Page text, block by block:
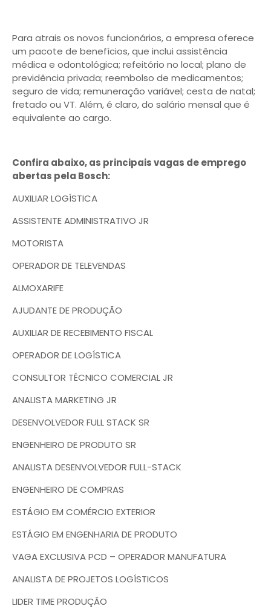
Para atrais os novos funcionários, a empresa oferece
um pacote de benefícios, que inclui assistência
médica e odontológica; refeitório no local; plano de
previdência privada; reembolso de medicamentos;
seguro de vida; remuneração variável; cesta de natal;
fretado ou VT. Além, é claro, do salário mensal que é
equivalente ao cargo.
Confira abaixo, as principais vagas de emprego
abertas pela Bosch:
AUXILIAR LOGÍSTICA
ASSISTENTE ADMINISTRATIVO JR
MOTORISTA
OPERADOR DE TELEVENDAS
ALMOXARIFE
AJUDANTE DE PRODUÇÃO
AUXILIAR DE RECEBIMENTO FISCAL
OPERADOR DE LOGÍSTICA
CONSULTOR TÉCNICO COMERCIAL JR
ANALISTA MARKETING JR
DESENVOLVEDOR FULL STACK SR
ENGENHEIRO DE PRODUTO SR
ANALISTA DESENVOLVEDOR FULL-STACK
ENGENHEIRO DE COMPRAS
ESTÁGIO EM COMÉRCIO EXTERIOR
ESTÁGIO EM ENGENHARIA DE PRODUTO
VAGA EXCLUSIVA PCD – OPERADOR MANUFATURA
ANALISTA DE PROJETOS LOGÍSTICOS
LIDER TIME PRODUÇÃO